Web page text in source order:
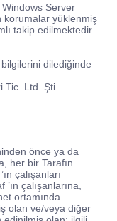
Server
korumalar yüklenmiş
takip edilmektedir.
bilgilerini dilediğinde
Tic. Ltd. Şti.
önce ya da
her bir Tarafın
çalışanları
çalışanlarına,
ortamında
olan ve/veya diğer